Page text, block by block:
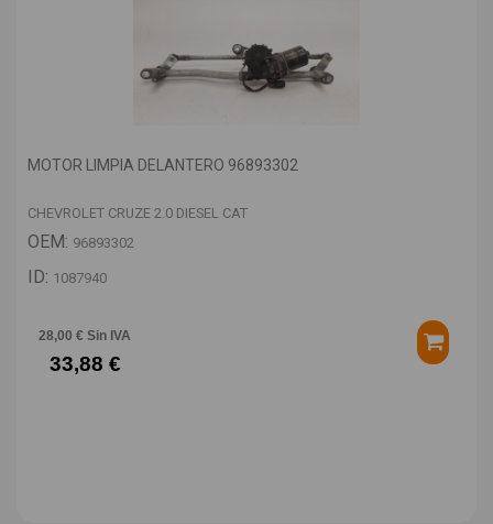
MOTOR LIMPIA DELANTERO 96893302
CHEVROLET CRUZE 2.0 DIESEL CAT
OEM: 96893302
ID: 1087940
28,00 € Sin IVA
33,88 €